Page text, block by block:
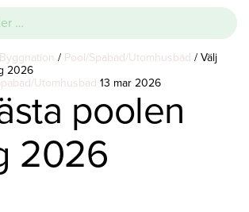
Byggnation / Pool/Spabad/Utomhusbad / Välj
2026
Utomhusbad 13 mar 2026
poolen
2026